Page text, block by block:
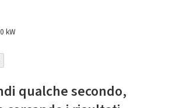
kW
qualche secondo,